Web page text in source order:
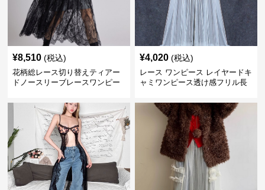
¥8,510 (税込)
花柄総レース切り替えティアー
ドノースリーブレースワンピー
¥4,020 (税込)
レース ワンピース レイヤードキ
ャミワンピース透け感フリル長